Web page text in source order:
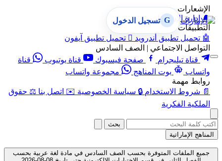
الإشعارات
🔔 إدارة الإشعارات
التطبيقات
🤖 تحميل تطبيق أندرويد  تحميل تطبيق آيفون
التواصل الاجتماعي | الصف السادس
قناة تيليجرام
صفحة فيسبوك قناة يوتيوب
قناة
واتساب
بوت المناهج
مجموعة واتساب
روابط مهمة
📄 شروط الاستخدام 🔒 سياسة الخصوصية ✉️ اتصل بنا ⚖️ حقوق
الملكية الفكرية
G تسجيل الدخول
بحث
المناهج الإماراتية
جميع الملفات المتوفرة بحسب الصف السادس في مادة لغة عربية بحسب